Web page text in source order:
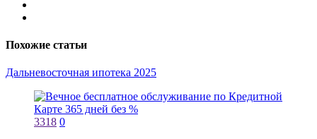
Похожие статьи
Дальневосточная ипотека 2025
3318 0